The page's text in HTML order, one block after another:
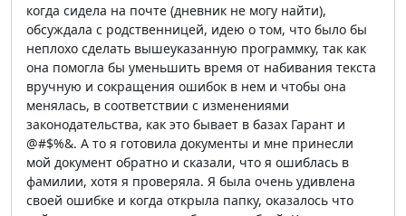
когда сидела на почте (дневник не могу найти),
обсуждала с родственницей, идею о том, что было бы
неплохо сделать вышеуказанную программку, так как
она помогла бы уменьшить время от набивания текста
вручную и сокращения ошибок в нем и чтобы она
менялась, в соответствии с изменениями
законодательства, как это бывает в базах Гарант и
@#$%&. А то я готовила документы и мне принесли
мой документ обратно и сказали, что я ошиблась в
фамилии, хотя я проверяла. Я была очень удивлена
своей ошибке и когда открыла папку, оказалось что